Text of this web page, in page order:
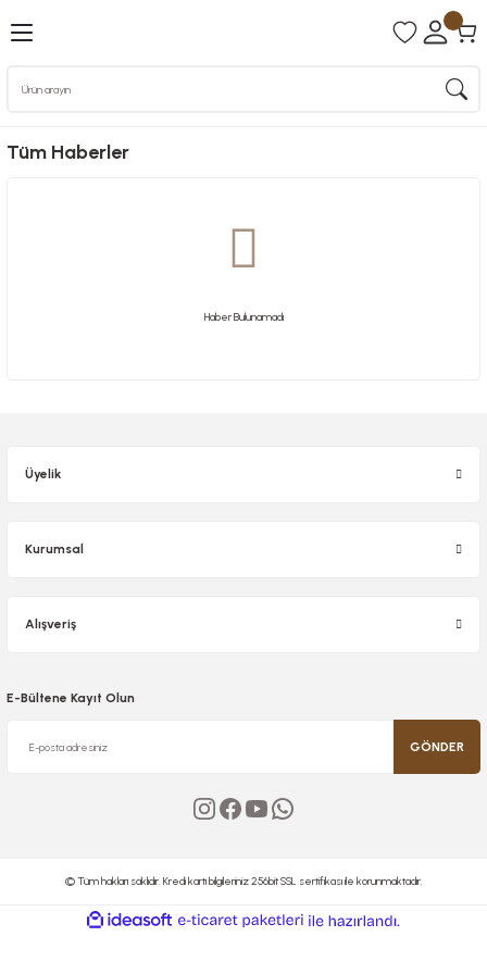
Tüm Haberler
Haber Bulunamadı
Üyelik
Kurumsal
Alışveriş
E-Bültene Kayıt Olun
GÖNDER
© Tüm hakları saklıdır. Kredi kartı bilgileriniz 256bit SSL sertifikası ile korunmaktadır.
ideasoft
e-